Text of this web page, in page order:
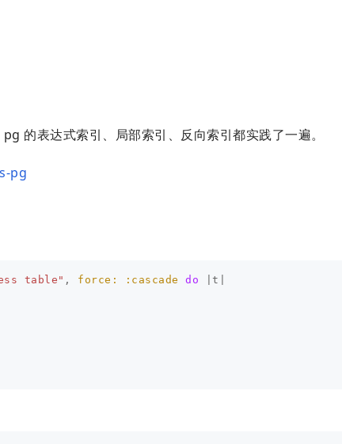
的表达式索引、局部索引、反向索引都实践了一遍。
pg
table" , force: :cascade do |t